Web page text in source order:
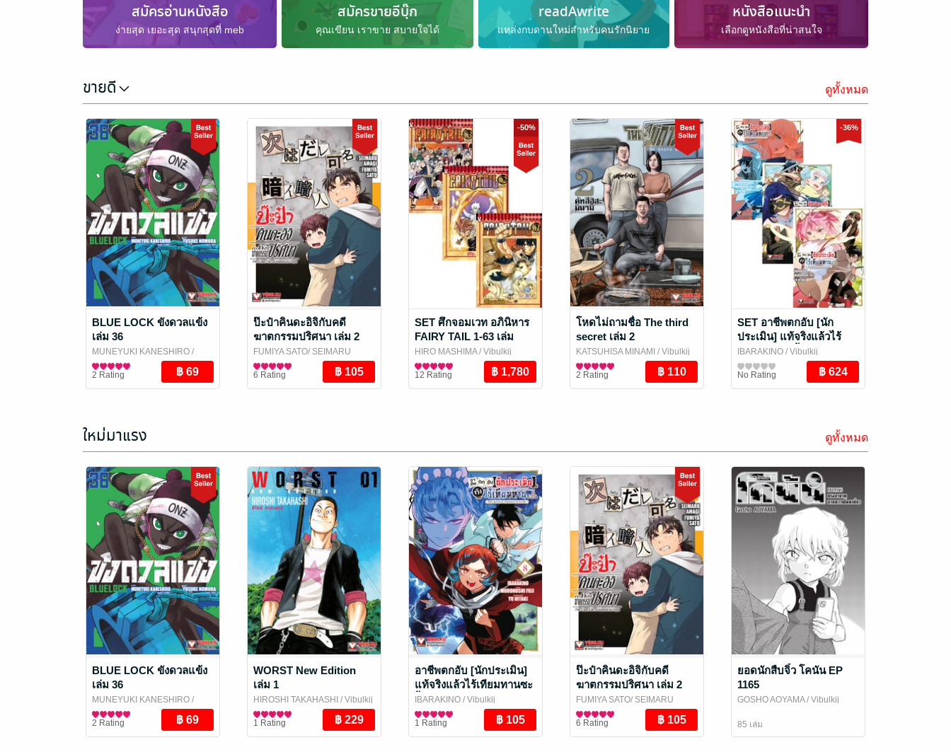
สมัครอ่านหนังสือ
ง่ายสุด เยอะสุด สนุกสุดที่ meb
สมัครขายอีบุ๊ก
คุณเขียน เราขาย สบายใจได้
readAwrite
แหล่งกบดานใหม่สำหรับคนรักนิยาย
หนังสือแนะนำ
เลือกดูหนังสือที่น่าสนใจ
ขายดี ดูทั้งหมด
BLUE LOCK ขังดวลแข้ง
เล่ม 36
MUNEYUKI KANESHIRO /
Vibulkij Publishing
การ์ตูนทั่วไป
2 Rating
ป๊ะป๋าคินดะอิจิกับคดี
ฆาตกรรมปริศนา เล่ม 2
FUMIYA SATO/ SEIMARU
AMAGI/ Vibulkij Publishing
การ์ตูนทั่วไป
6 Rating
-50%
SET ศึกจอมเวท อภินิหาร
FAIRY TAIL 1-63 เล่ม
(จบ)
HIRO MASHIMA/ Vibulkij
Publishing
การ์ตูนทั่วไป
12 Rating
โหดไม่ถามชื่อ The third
secret เล่ม 2
KATSUHISA MINAMI / Vibulkij
Publishing
การ์ตูนทั่วไป
2 Rating
-36%
SET อาชีพตกอับ [นัก
ประเมิน] แท้จริงแล้วไร้
เทียมทานซะงั้น ~ได้รับ
[เนตรเทวะ] อันสุดยอดมา
ซะอย่างนั้น~ เล่ม 1-7 (จบ)
IBARAKINO / Vibulkij
Publishing
การ์ตูนทั่วไป
No Rating
ใหม่มาแรง ดูทั้งหมด
BLUE LOCK ขังดวลแข้ง
เล่ม 36
MUNEYUKI KANESHIRO /
Vibulkij Publishing
การ์ตูนทั่วไป
2 Rating
WORST New Edition
เล่ม 1
HIROSHI TAKAHASHI / Vibulkij
Publishing
การ์ตูนทั่วไป
1 Rating
อาชีพตกอับ [นักประเมิน]
แท้จริงแล้วไร้เทียมทานซะ
งั้น ~ได้รับ [เนตรเทวะ] อัน
สุดยอดมาซะอย่างนั้น~
เล่ม 8
IBARAKINO / Vibulkij
Publishing
การ์ตูนทั่วไป
1 Rating
ป๊ะป๋าคินดะอิจิกับคดี
ฆาตกรรมปริศนา เล่ม 2
FUMIYA SATO/ SEIMARU
AMAGI/ Vibulkij Publishing
การ์ตูนทั่วไป
6 Rating
ยอดนักสืบจิ๋ว โคนัน EP
1165
GOSHO AOYAMA / Vibulkij
85 เล่ม